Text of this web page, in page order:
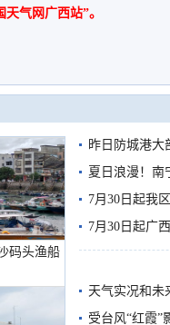
气网广西站”。
码头渔船
昨日防城港大
雨
夏日浪漫！南
7月30日起我
7月30日起广
天气实况和未
受台风“红霞”